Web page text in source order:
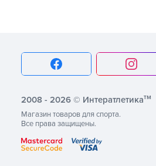
2008 - 2026 © Интератлетикатм
Магазин товаров для спорта.
Все права защищены.